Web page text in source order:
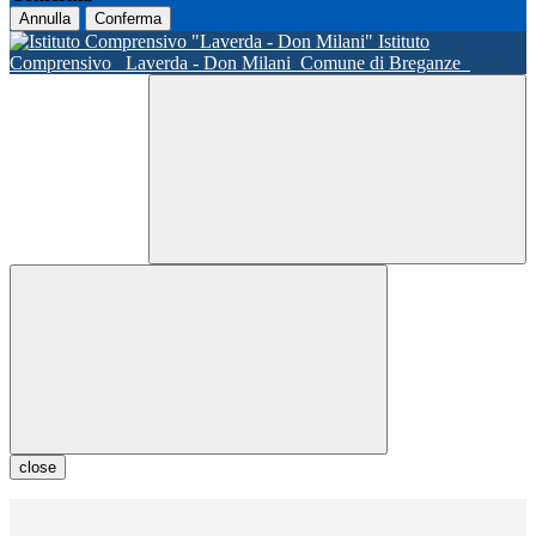
Annulla Conferma
Istituto
Comprensivo
Laverda - Don Milani Comune di Breganze
close